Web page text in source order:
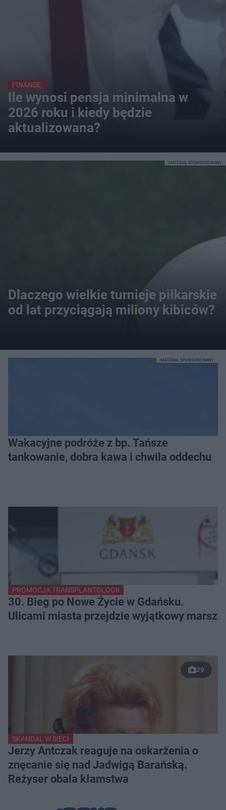
FINANSE
Ile wynosi pensja minimalna w
2026 roku i kiedy będzie
aktualizowana?
Dlaczego wielkie turnieje piłkarskie
od lat przyciągają miliony kibiców?
MATERIAŁ SPONSOROWANY
Wakacyjne podróże z bp. Tańsze
tankowanie, dobra kawa i chwila oddechu
MATERIAŁ SPONSOROWANY
PROMOCJA TRANSPLANTOLOGII
30. Bieg po Nowe Życie w Gdańsku.
Ulicami miasta przejdzie wyjątkowy marsz
29
SKANDAL W SIECI
Jerzy Antczak reaguje na oskarżenia o
znęcanie się nad Jadwigą Barańską.
Reżyser obala kłamstwa